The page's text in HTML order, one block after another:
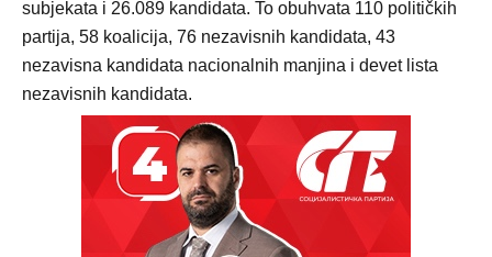
subjekata i 26.089 kandidata. To obuhvata 110 političkih
partija, 58 koalicija, 76 nezavisnih kandidata, 43
nezavisna kandidata nacionalnih manjina i devet lista
nezavisnih kandidata.